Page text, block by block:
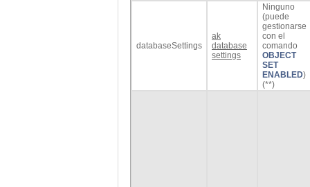
databaseSettings
ak
database
settings
Ninguno
(puede
gestionarse
con el
comando
OBJECT
SET
ENABLED)
(**)